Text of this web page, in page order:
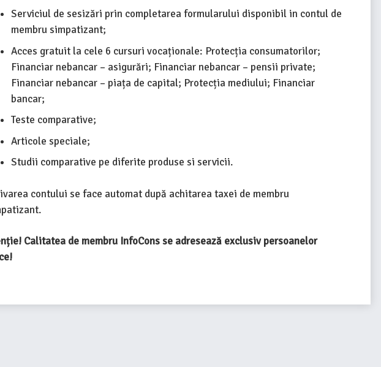
Serviciul de sesizări prin completarea formularului disponibil in contul de
membru simpatizant;
Acces gratuit la cele 6 cursuri vocaționale: Protecția consumatorilor;
Financiar nebancar – asigurări; Financiar nebancar – pensii private;
Financiar nebancar – piața de capital; Protecția mediului; Financiar
bancar;
Teste comparative;
Articole speciale;
Studii comparative pe diferite produse si servicii.
contului se face automat după achitarea taxei de membru
Calitatea de membru InfoCons se adresează exclusiv persoanelor